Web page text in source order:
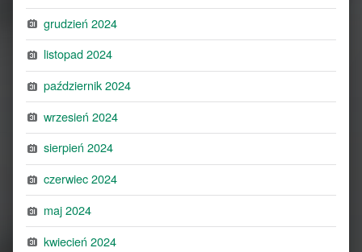
grudzień 2024
listopad 2024
październik 2024
wrzesień 2024
sierpień 2024
czerwiec 2024
maj 2024
kwiecień 2024